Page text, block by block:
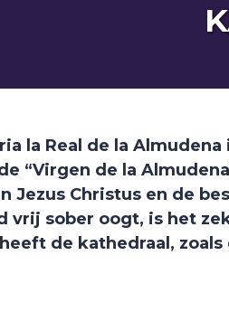
la Real de la
“Virgen de la
Jezus Christus en de
vrij sober oogt, is het
de kathedraal,